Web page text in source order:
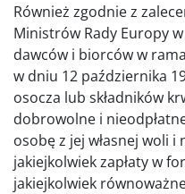
Również zgodnie z
Ministrów Rady Europy
dawców i biorców w
w dniu 12 października
osocza lub składników
dobrowolne i
osobę z jej własnej woli
jakiejkolwiek zapłaty w
jakiejkolwiek